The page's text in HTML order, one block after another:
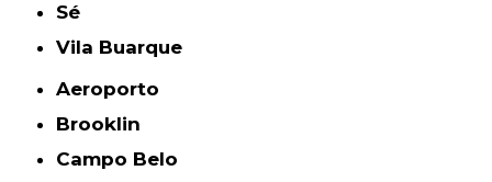
Sé
Vila Buarque
Aeroporto
Brooklin
Campo Belo